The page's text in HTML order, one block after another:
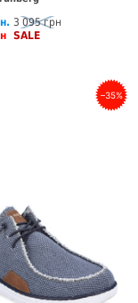
3 095 грн
SALE
–35%